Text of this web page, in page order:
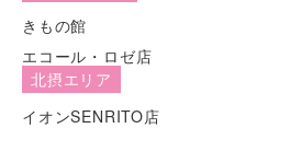
きもの館
エコール・ロゼ店
北摂エリア
イオンSENRITO店